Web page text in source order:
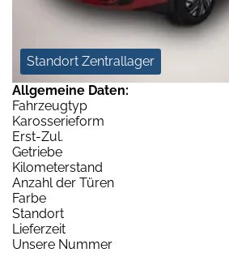
Standort Zentrallager
Allgemeine Daten:
Fahrzeugtyp
Karosserieform
Erst-Zul.
Getriebe
Kilometerstand
Anzahl der Türen
Farbe
Standort
Lieferzeit
Unsere Nummer